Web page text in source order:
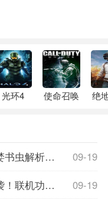
光环4 使命召唤 绝
09-19
阱？速看攻略！
09-19
人速刷指南公开